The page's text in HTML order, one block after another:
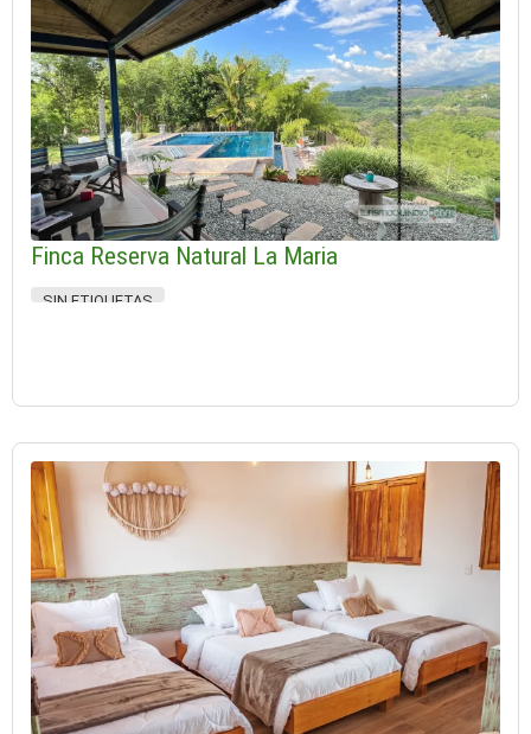
Finca Reserva Natural La Maria
SIN ETIQUETAS